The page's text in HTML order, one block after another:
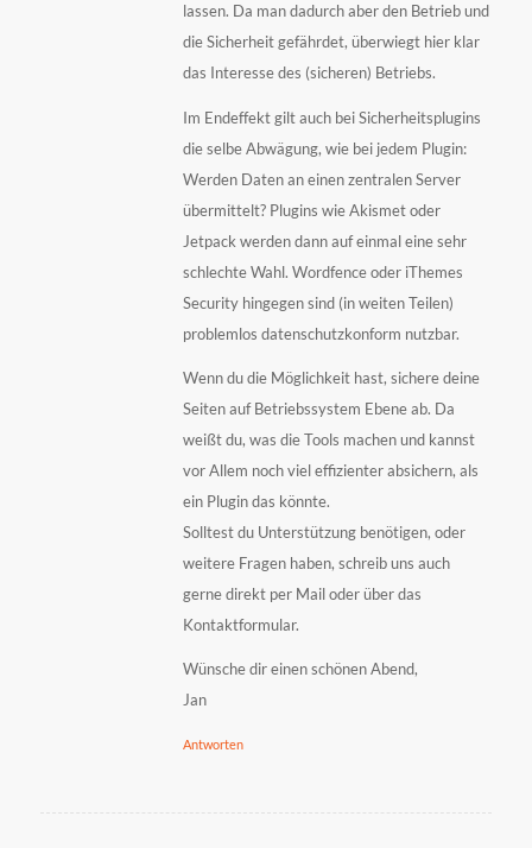
lassen. Da man dadurch aber den Betrieb und
die Sicherheit gefährdet, überwiegt hier klar
das Interesse des (sicheren) Betriebs.
Im Endeffekt gilt auch bei Sicherheitsplugins
die selbe Abwägung, wie bei jedem Plugin:
Werden Daten an einen zentralen Server
übermittelt? Plugins wie Akismet oder
Jetpack werden dann auf einmal eine sehr
schlechte Wahl. Wordfence oder iThemes
Security hingegen sind (in weiten Teilen)
problemlos datenschutzkonform nutzbar.
Wenn du die Möglichkeit hast, sichere deine
Seiten auf Betriebssystem Ebene ab. Da
weißt du, was die Tools machen und kannst
vor Allem noch viel effizienter absichern, als
ein Plugin das könnte.
Solltest du Unterstützung benötigen, oder
weitere Fragen haben, schreib uns auch
gerne direkt per Mail oder über das
Kontaktformular.
Wünsche dir einen schönen Abend,
Jan
Antworten